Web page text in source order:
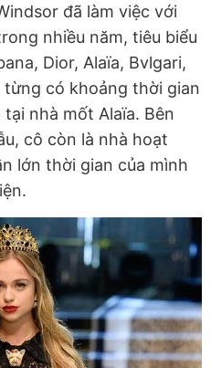
đã làm việc với
nhiều năm, tiêu biểu
, Dior, Alaïa, Bvlgari,
từng có khoảng thời gian
nhà mốt Alaïa. Bên
cô còn là nhà hoạt
lớn thời gian của mình